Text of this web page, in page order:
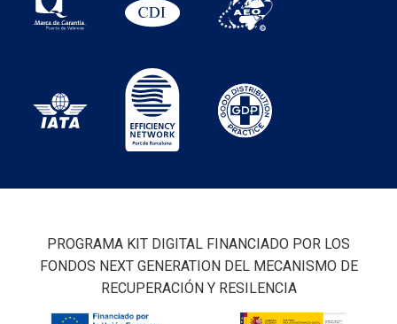
PROGRAMA KIT DIGITAL FINANCIADO POR LOS
FONDOS NEXT GENERATION DEL MECANISMO DE
RECUPERACIÓN Y RESILENCIA